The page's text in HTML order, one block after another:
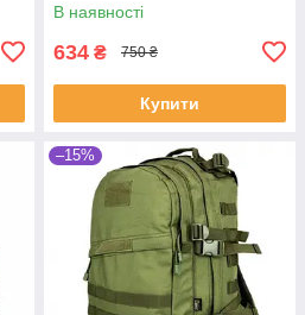
В наявності
634 ₴ 750 ₴
Купити
–15%